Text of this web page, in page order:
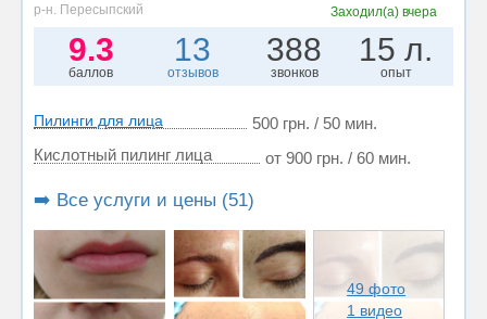
р-н. Пересыпский Заходил(а) вчера
9.3
баллов
13
отзывов
388
звонков
15 л.
опыт
Пилинги для лица
500 грн. / 50 мин.
Кислотный пилинг лица
от 900 грн. / 60 мин.
➡️ Все услуги и цены (51)
49 фото
1 видео